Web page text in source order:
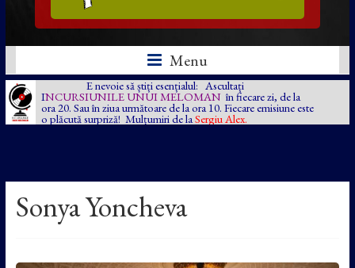
Menu
E nevoie să știți esențialul: Ascultați
INCURSIUNILE UNUI MELOMAN în fiecare zi, de la
ora 20. Sau în ziua următoare de la ora 10. Fiecare emisiune este
o plăcută surpriză! Mulțumiri de la Sergiu Alex.
Sonya Yoncheva